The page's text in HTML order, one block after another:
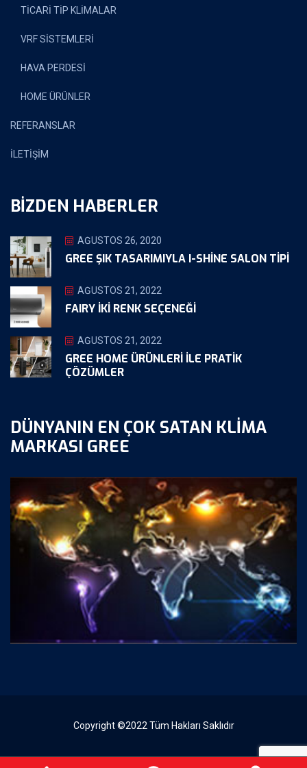
TİCARİ TİP KLİMALAR
VRF SİSTEMLERİ
HAVA PERDESİ
HOME ÜRÜNLER
REFERANSLAR
İLETİŞİM
BIZDEN HABERLER
AĞUSTOS 26, 2020
GREE ŞIK TASARIMIYLA I-SHINE SALON TIPI
AĞUSTOS 21, 2022
FAIRY İKİ RENK SEÇENEĞİ
AĞUSTOS 21, 2022
GREE HOME ÜRÜNLERI ILE PRATIK
ÇÖZÜMLER
DÜNYANIN EN ÇOK SATAN KLIMA
MARKASI GREE
Copyright ©2022 Tüm Hakları Saklıdır